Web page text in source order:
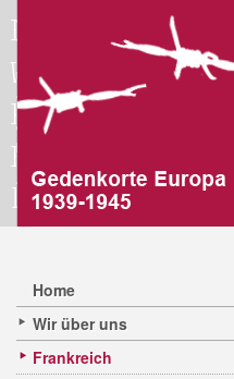
Home
Wir über uns
Frankreich